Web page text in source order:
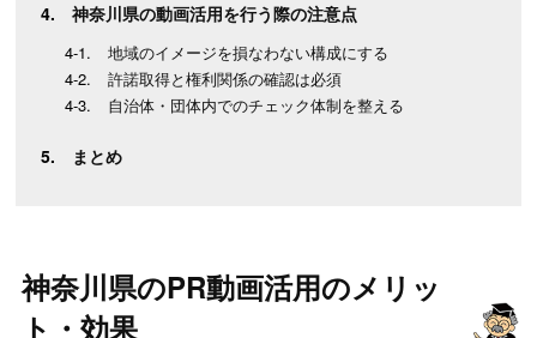
神奈川県の動画活用を行う際の注意点
地域のイメージを損なわない構成にする
許諾取得と権利関係の確認は必須
自治体・団体内でのチェック体制を整える
まとめ
神奈川県のPR動画活用のメリッ
ト・効果